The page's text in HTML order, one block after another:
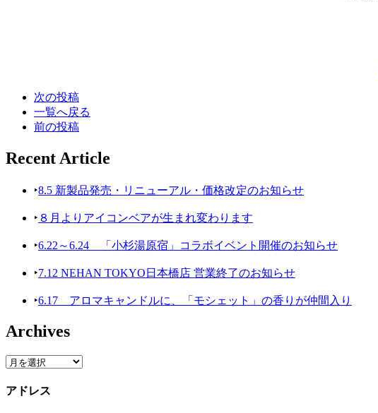
次の投稿
一覧へ戻る
前の投稿
Recent Article
‣8.5 新製品発売・リニューアル・価格改定のお知らせ
‣ ８月よりアイコンベアが生まれ変わります
‣6.22～6.24 「小杉湯原宿」コラボイベント開催のお知らせ
‣7.12 NEHAN TOKYO日本橋店 営業終了のお知らせ
‣6.17 アロマキャンドルに、「モシェット」の香りが仲間入り
Archives
アドレス